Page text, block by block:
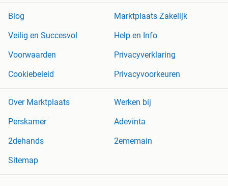
Blog
Marktplaats Zakelijk
Veilig en Succesvol
Help en Info
Voorwaarden
Privacyverklaring
Cookiebeleid
Privacyvoorkeuren
Over Marktplaats
Werken bij
Perskamer
Adevinta
2dehands
2ememain
Sitemap